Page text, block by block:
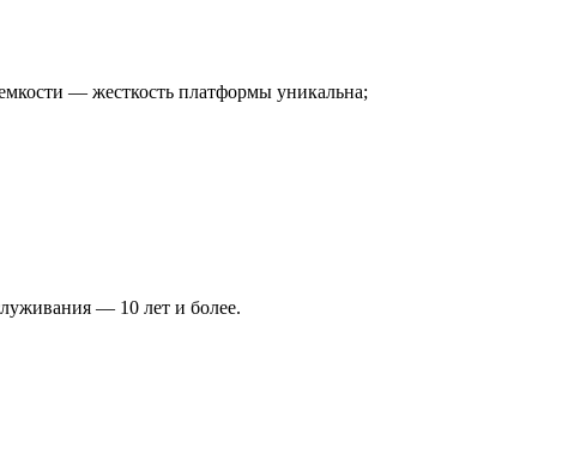
— жесткость платформы уникальна;
— 10 лет и более.